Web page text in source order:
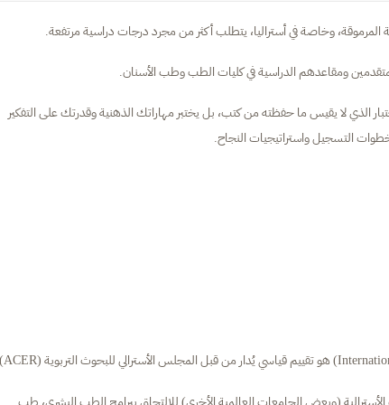
وخاصة في أستراليا، يتطلب أكثر من مجرد درجات دراسية مرتفعة.
الذي لا يقيس ما حفظته من كتب، بل يختبر مهاراتك الذهنية وقدرتك على التفكير
التسجيل واستراتيجيات النجاح.